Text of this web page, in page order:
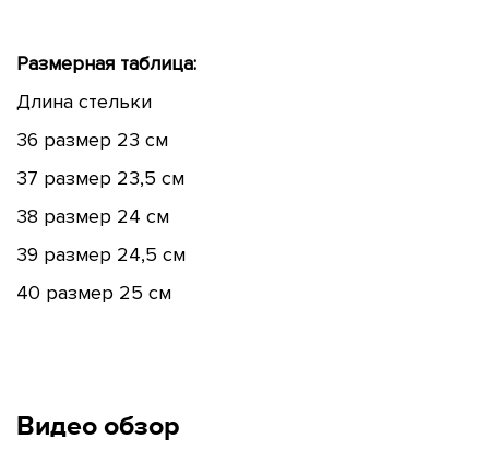
Размерная таблица:
Длина стельки
36 размер 23 см
37 размер 23,5 см
38 размер 24 см
39 размер 24,5 см
40 размер 25 см
Видео обзор